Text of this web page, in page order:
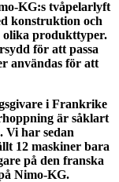
KG:s tvåpelarlyft
konstruktion och
olika produkttyper.
för att passa
användas för att
i Frankrike
är såklart
Vi har sedan
12 maskiner bara
på den franska
Nimo-KG.